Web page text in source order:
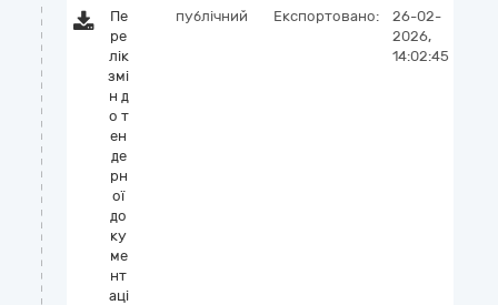
Пе
ре
лік
змі
н д
о т
ен
де
рн
ої
до
ку
ме
нт
аці
публічний Експортовано:
26-02-
2026,
14:02:45